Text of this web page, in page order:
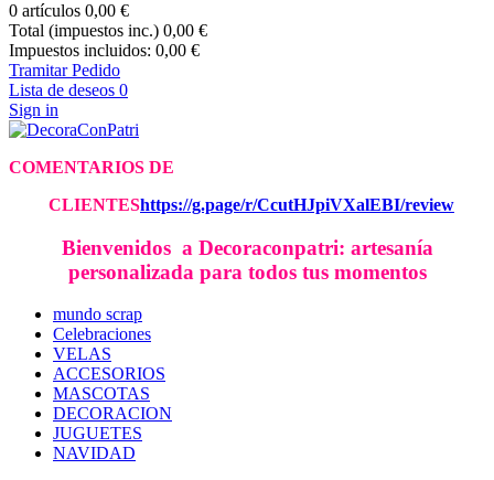
0 artículos 0,00 €
Total (impuestos inc.) 0,00 €
Impuestos incluidos: 0,00 €
Tramitar Pedido
Lista de deseos 0
Sign in
COMENTARIOS DE
CLIENTEShttps://g.page/r/CcutHJpiVXalEBI/review
Bienvenidos a Decoraconpatri: artesanía
personalizada para todos tus momentos
mundo scrap
Celebraciones
VELAS
ACCESORIOS
MASCOTAS
DECORACION
JUGUETES
NAVIDAD